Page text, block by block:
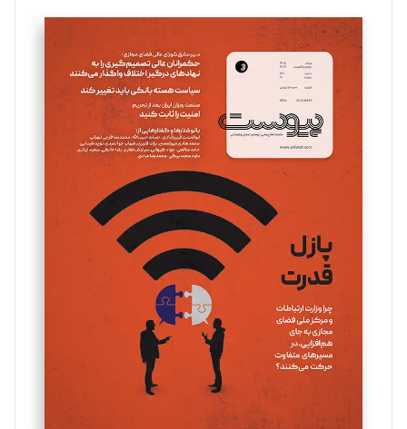
تحریریه
سروش کرمیان
تحریریه
مینا پاکدل
یسنا امان‌پور
تحریریه
ملینا جعفری
تحریریه
مصطفی مسجدی آرانی